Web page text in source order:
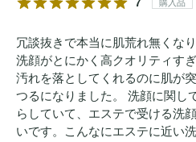
購入品
冗談抜きで本当に肌荒れ無くな
洗顔がとにかく高クオリティす
汚れを落としてくれるのに肌が
つるになりました。 洗顔に関し
らしていて、エステで受ける洗
いです。こんなにエステに近い